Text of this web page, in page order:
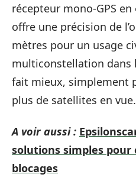
récepteur mono-GPS
offre une précision de
mètres pour un usage
multiconstellation dans
fait mieux, simplement
plus de satellites en vue.
A voir aussi :
solutions simples
blocages